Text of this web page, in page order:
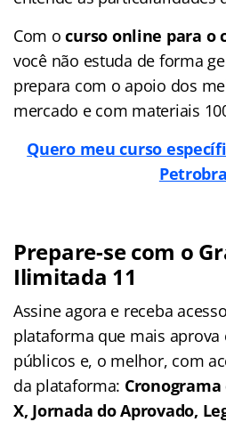
Com ocurso online para o
você não estuda de forma
prepara com o apoio dos
mercado e com materiais
Quero meu curso
Prepare-se com o
Ilimitada 11
Assine agora e receba
plataforma que mais aprova
públicos e, o melhor, com
da plataforma: Cronograma
X, Jornada do Aprovado,